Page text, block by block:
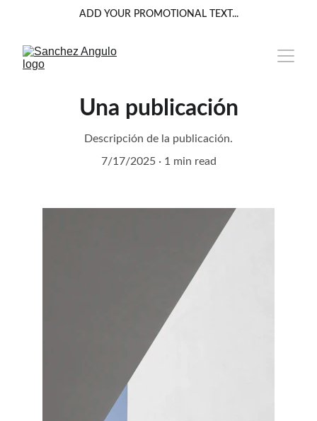
ADD YOUR PROMOTIONAL TEXT...
Una publicación
Descripción de la publicación.
7/17/2025
1 min read